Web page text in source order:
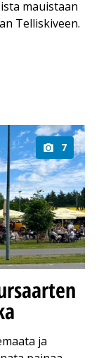
mauistaan
Telliskiveen.
7
ja